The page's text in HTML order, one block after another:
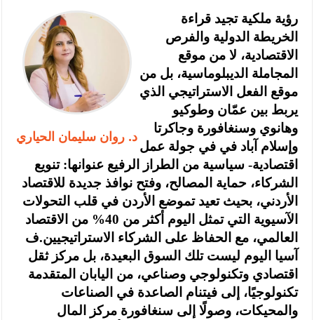
د. روان سليمان الحياري
رؤية ملكية تجيد قراءة
الخريطة الدولية والفرص
الاقتصادية، لا من موقع
المجاملة الديبلوماسية، بل من
موقع الفعل الاستراتيجي الذي
يربط بين عمّان وطوكيو
وهانوي وسنغافورة وجاكرتا
وإسلام آباد في في جولة عمل
اقتصادية- سياسية من الطراز الرفيع عنوانها: تنويع
الشركاء، حماية المصالح، وفتح نوافذ جديدة للاقتصاد
الأردني، بحيث تعيد تموضع الأردن في قلب التحولات
الآسيوية التي تمثل اليوم أكثر من 40% من الاقتصاد
العالمي، مع الحفاظ على الشركاء الاستراتيجيين.ف
آسيا اليوم ليست تلك السوق البعيدة، بل مركز ثقل
اقتصادي وتكنولوجي وصناعي، من اليابان المتقدمة
تكنولوجيًا، إلى فيتنام الصاعدة في الصناعات
والمحيكات، وصولًا إلى سنغافورة مركز المال